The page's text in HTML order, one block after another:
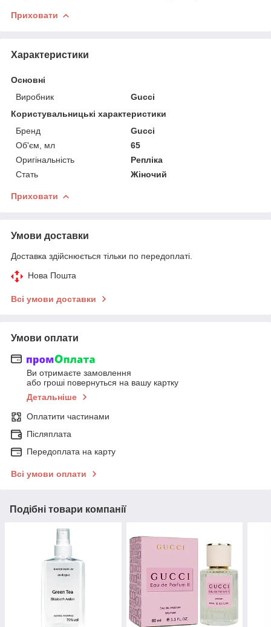
Приховати
Характеристики
Основні
Виробник
Gucci
Користувальницькі характеристики
Бренд
Gucci
Об'єм, мл
65
Оригінальність
Репліка
Стать
Жіночий
Приховати
Умови доставки
Доставка здійснюється тільки по передоплаті.
Нова Пошта
Всі умови доставки
Умови оплати
Ви отримаєте замовлення
або гроші повернуться на вашу картку
Детальніше
Оплатити частинами
Післяплата
Передоплата на карту
Всі умови оплати
Подібні товари компанії